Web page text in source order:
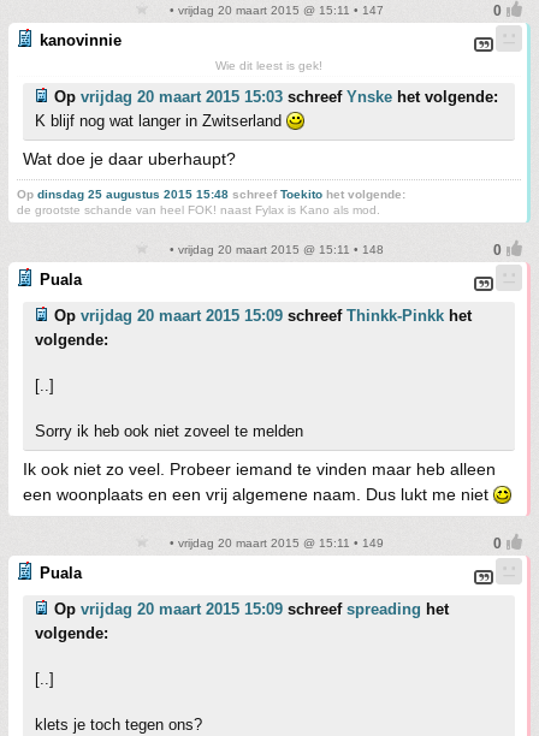
• vrijdag 20 maart 2015 @ 15:11 • 147
kanovinnie
Wie dit leest is gek!
Op vrijdag 20 maart 2015 15:03 schreef Ynske het volgende:
K blijf nog wat langer in Zwitserland
Wat doe je daar uberhaupt?
Op dinsdag 25 augustus 2015 15:48 schreefToekito het volgende:
de grootste schande van heel FOK! naast Fylax is Kano als mod.
• vrijdag 20 maart 2015 @ 15:11 • 148
Puala
Op vrijdag 20 maart 2015 15:09 schreef Thinkk-Pinkk het
volgende:
[..]
Sorry ik heb ook niet zoveel te melden
Ik ook niet zo veel. Probeer iemand te vinden maar heb alleen
een woonplaats en een vrij algemene naam. Dus lukt me niet
• vrijdag 20 maart 2015 @ 15:11 • 149
Puala
Op vrijdag 20 maart 2015 15:09 schreef spreading het
volgende:
[..]
klets je toch tegen ons?